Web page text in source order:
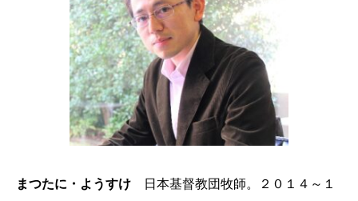
まつたに・ようすけ 日本基督教団牧師。２０１４～１